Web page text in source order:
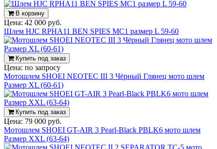
В корзину
Цена: 42 000 руб.
Шлем HJC RPHA11 BEN SPIES MC1 размер L 59-60
Купить под заказ
Цена: по запросу
Мотошлем SHOEI NEOTEC III 3 Чёрный Глянец мото шлем
Размер XL (60-61)
Купить под заказ
Цена: 79 000 руб.
Мотошлем SHOEI GT-AIR 3 Pearl-Black PBLK6 мото шлем
Размер XXL (63-64)